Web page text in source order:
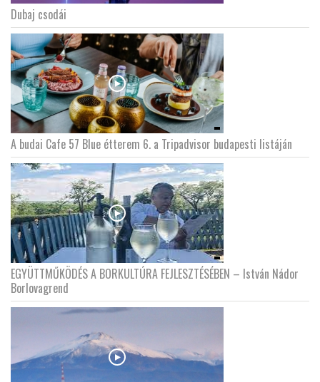
Dubaj csodái
A budai Cafe 57 Blue étterem 6. a Tripadvisor budapesti listáján
EGYÜTTMŰKÖDÉS A BORKULTÚRA FEJLESZTÉSÉBEN – István Nádor
Borlovagrend